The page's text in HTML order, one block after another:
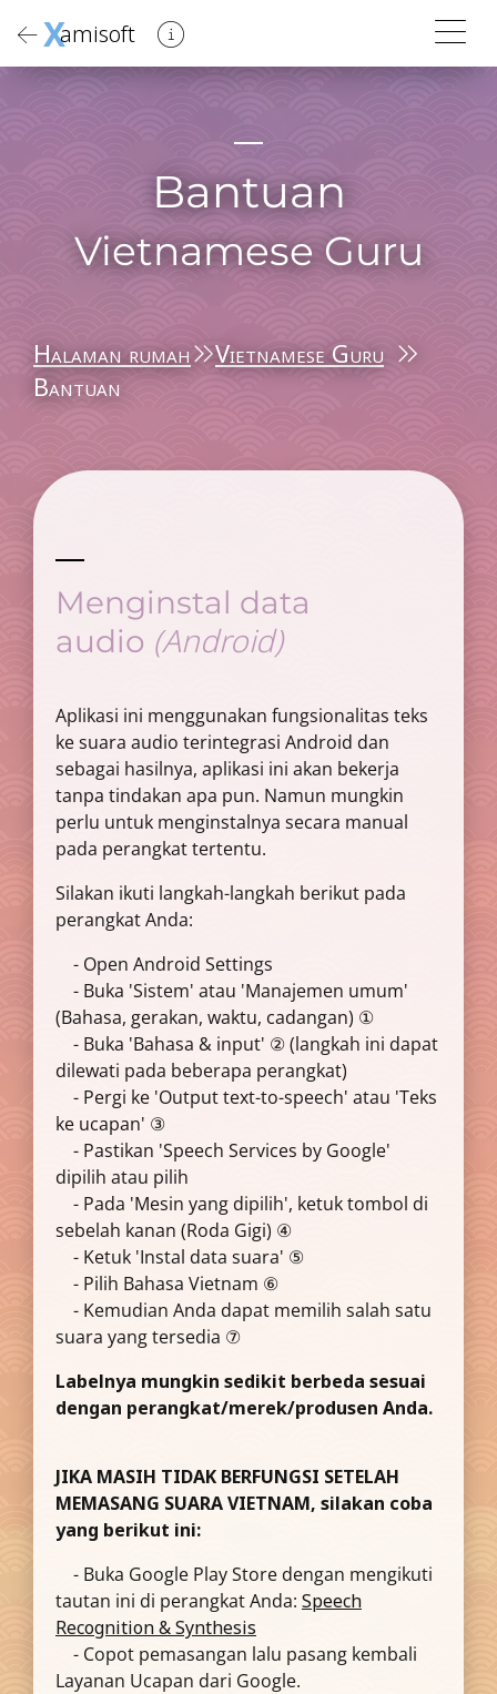
Xamisoft
Bantuan
Vietnamese Guru
Halaman rumah
Vietnamese Guru
Bantuan
Menginstal data
audio (Android)
Aplikasi ini menggunakan fungsionalitas teks
ke suara audio terintegrasi Android dan
sebagai hasilnya, aplikasi ini akan bekerja
tanpa tindakan apa pun. Namun mungkin
perlu untuk menginstalnya secara manual
pada perangkat tertentu.
Silakan ikuti langkah-langkah berikut pada
perangkat Anda:
- Open Android Settings
- Buka 'Sistem' atau 'Manajemen umum'
(Bahasa, gerakan, waktu, cadangan) ①
- Buka 'Bahasa & input' ② (langkah ini dapat
dilewati pada beberapa perangkat)
- Pergi ke 'Output text-to-speech' atau 'Teks
ke ucapan' ③
- Pastikan 'Speech Services by Google'
dipilih atau pilih
- Pada 'Mesin yang dipilih', ketuk tombol di
sebelah kanan (Roda Gigi) ④
- Ketuk 'Instal data suara' ⑤
- Pilih Bahasa Vietnam ⑥
- Kemudian Anda dapat memilih salah satu
suara yang tersedia ⑦
Labelnya mungkin sedikit berbeda sesuai
dengan perangkat/merek/produsen Anda.
JIKA MASIH TIDAK BERFUNGSI SETELAH
MEMASANG SUARA VIETNAM, silakan coba
yang berikut ini:
- Buka Google Play Store dengan mengikuti
tautan ini di perangkat Anda: Speech
Recognition & Synthesis
- Copot pemasangan lalu pasang kembali
Layanan Ucapan dari Google.